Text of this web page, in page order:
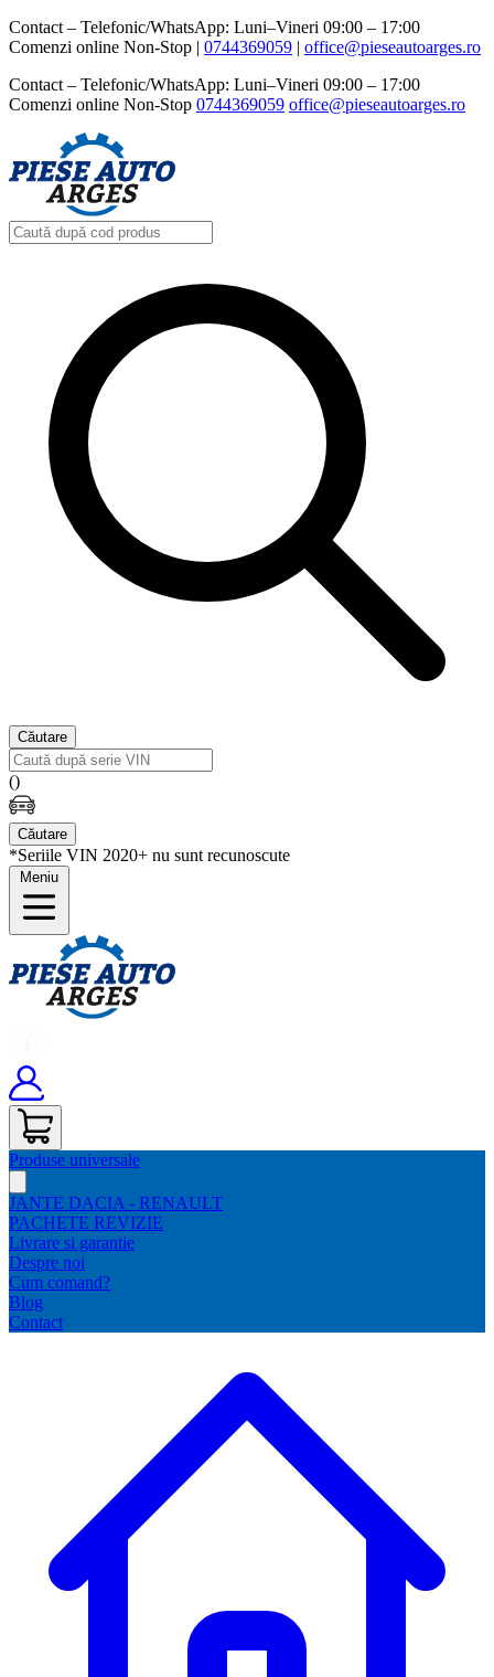
Contact – Telefonic/WhatsApp: Luni–Vineri 09:00 – 17:00
Comenzi online Non-Stop | 0744369059‬ | office@pieseautoarges.ro
Contact – Telefonic/WhatsApp: Luni–Vineri 09:00 – 17:00
Comenzi online Non-Stop 0744369059‬ office@pieseautoarges.ro
Căutare
()
Căutare
*Seriile VIN 2020+ nu sunt recunoscute
Meniu
Produse universale
JANTE DACIA - RENAULT
PACHETE REVIZIE
Livrare si garantie
Despre noi
Cum comand?
Blog
Contact